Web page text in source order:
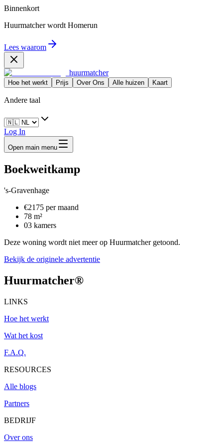
Binnenkort
Huurmatcher wordt Homerun
Lees waarom
huurmatcher
Hoe het werkt Prijs Over Ons Alle huizen Kaart
Andere taal
Log In
Open main menu
Boekweitkamp
's-Gravenhage
€2175 per maand
78 m²
03 kamers
Deze woning wordt niet meer op Huurmatcher getoond.
Bekijk de originele advertentie
Huurmatcher®
LINKS
Hoe het werkt
Wat het kost
F.A.Q.
RESOURCES
Alle blogs
Partners
BEDRIJF
Over ons